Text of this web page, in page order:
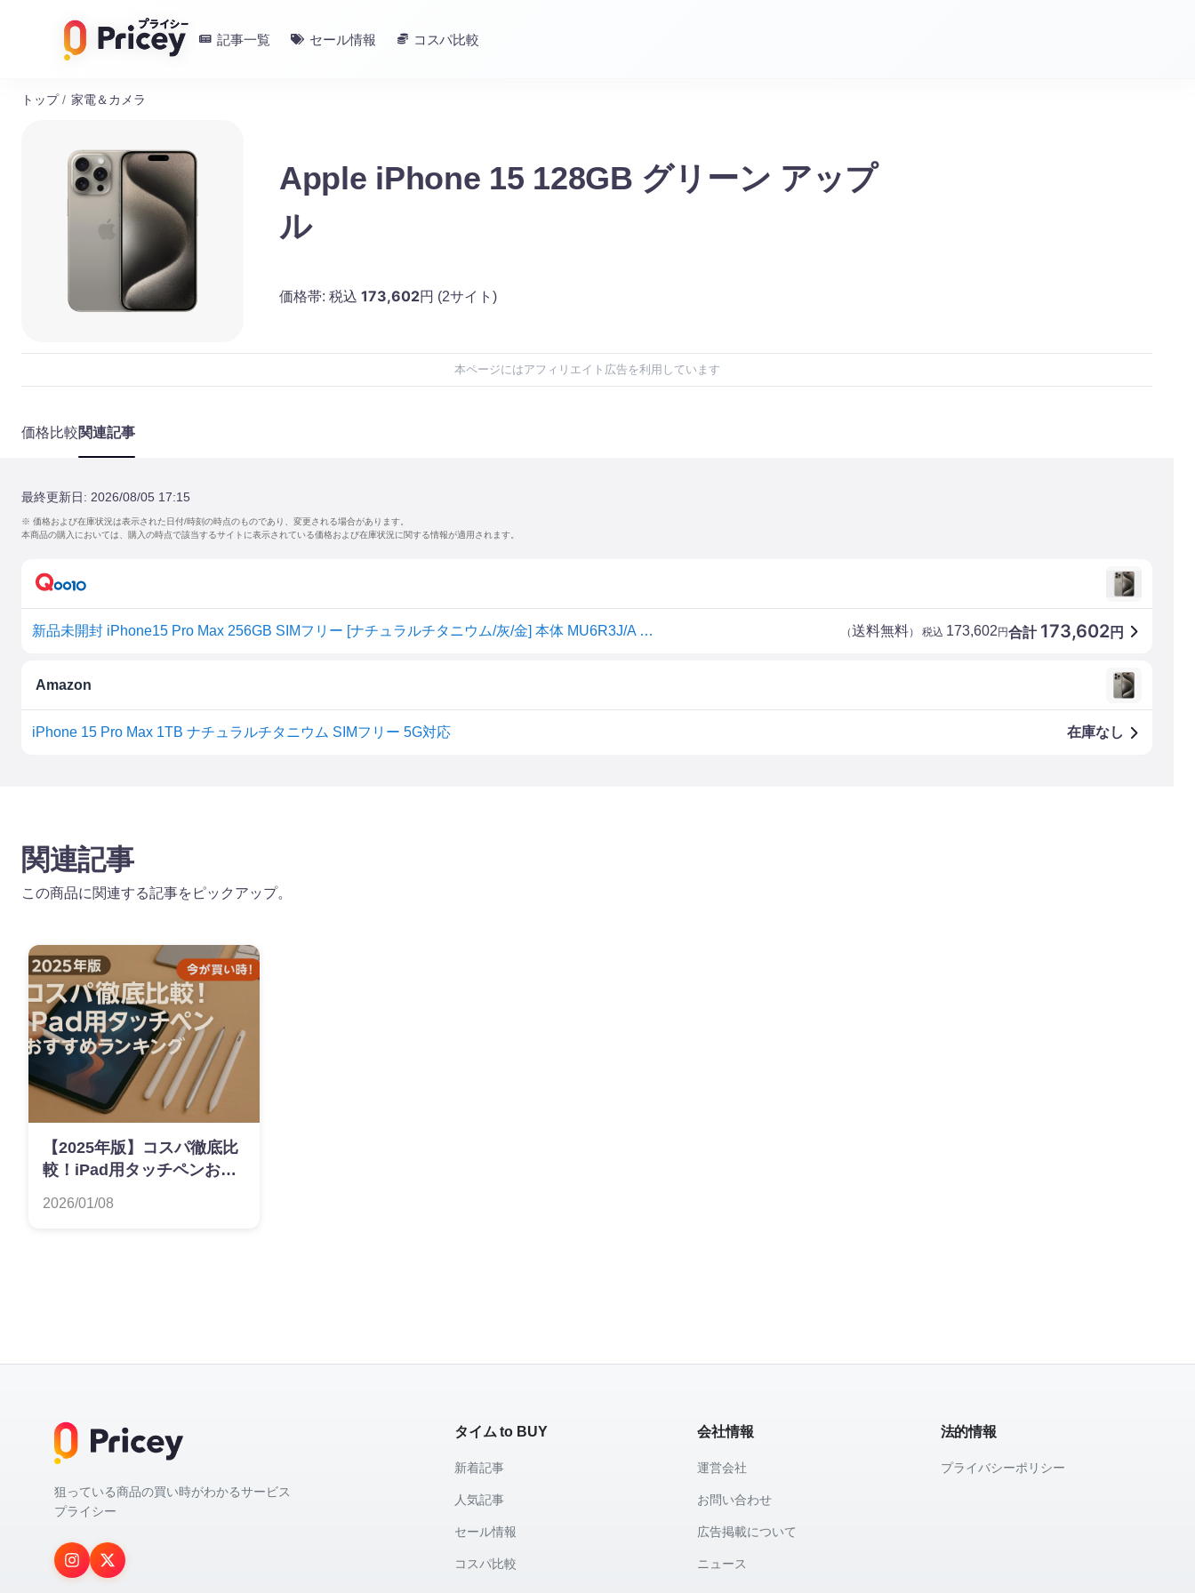
記事一覧 セール情報 コスパ比較
トップ / 家電＆カメラ
Apple iPhone 15 128GB グリーン アップ
ル
価格帯: 税込 173,602円 (2サイト)
本ページにはアフィリエイト広告を利用しています
価格比較関連記事
最終更新日: 2026/08/05 17:15
※ 価格および在庫状況は表示された日付/時刻の時点のものであり、変更される場合があります。
本商品の購入においては、購入の時点で該当するサイトに表示されている価格および在庫状況に関する情報が適用されます。
新品未開封 iPhone15 Pro Max 256GB SIMフリー [ナチュラルチタニウム/灰/金] 本体 MU6R3J/A 日本国内版 4549995433111 合計 173,602円
（送料無料） 税込 173,602円
Amazon
iPhone 15 Pro Max 1TB ナチュラルチタニウム SIMフリー 5G対応 在庫なし
関連記事
この商品に関連する記事をピックアップ。
【2025年版】コスパ徹底比
較！iPad用タッチペンおす
2026/01/08
狙っている商品の買い時がわかるサービス
プライシー
タイム to BUY
新着記事
人気記事
セール情報
コスパ比較
会社情報
運営会社
お問い合わせ
広告掲載について
ニュース
法的情報
プライバシーポリシー